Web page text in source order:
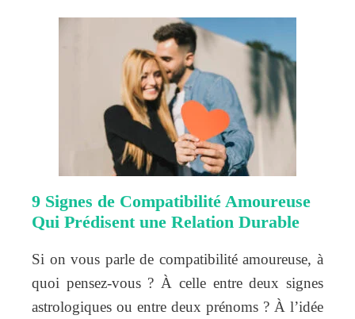
9 Signes de Compatibilité Amoureuse
Qui Prédisent une Relation Durable
Si on vous parle de compatibilité amoureuse, à
quoi pensez-vous ? À celle entre deux signes
astrologiques ou entre deux prénoms ? À l’idée